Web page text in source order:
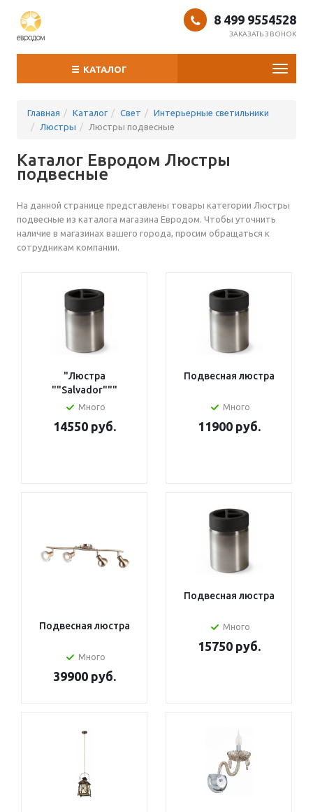
8 499 9554528
ЗАКАЗАТЬ ЗВОНОК
КАТАЛОГ
Главная Каталог Свет
Интерьерные светильники
Люстры
Люстры подвесные
Каталог Евродом Люстры
подвесные
На данной странице представлены товары категории Люстры
подвесные из каталога магазина Евродом. Чтобы уточнить
наличие в магазинах вашего города, просим обращаться к
сотрудникам компании.
"Люстра
""Salvador"""
Много
14550 руб.
Подвесная люстра
Много
11900 руб.
Подвесная люстра
Много
39900 руб.
Подвесная люстра
Много
15750 руб.